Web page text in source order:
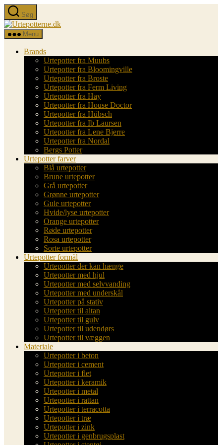
Spring
til
indholdet
Søg
Urtepotterne.dk
Menu
Brands
Urtepotter fra Muubs
Urtepotter fra Bloomingville
Urtepotter fra Broste
Urtepotter fra Ferm Living
Urtepotter fra Hay
Urtepotter fra House Doctor
Urtepotter fra Hübsch
Urtepotter fra Ib Laursen
Urtepotter fra Lene Bjerre
Urtepotter fra Nordal
Bergs Potter
Urtepotter farver
Blå urtepotter
Brune urtepotter
Grå urtepotter
Grønne urtepotter
Gule urtepotter
Hvide/lyse urtepotter
Orange urtepotter
Røde urtepotter
Rosa urtepotter
Sorte urtepotter
Urtepotter formål
Urtepotter der kan hænge
Urtepotter med hjul
Urtepotter med selvvanding
Urtepotter med underskål
Urtepotter på stativ
Urtepotter til altan
Urtepotter til gulv
Urtepotter til udendørs
Urtepotter til væggen
Materiale
Urtepotter i beton
Urtepotter i cement
Urtepotter i flet
Urtepotter i keramik
Urtepotter i metal
Urtepotter i rattan
Urtepotter i terracotta
Urtepotter i træ
Urtepotter i zink
Urtepotter i genbrugsplast